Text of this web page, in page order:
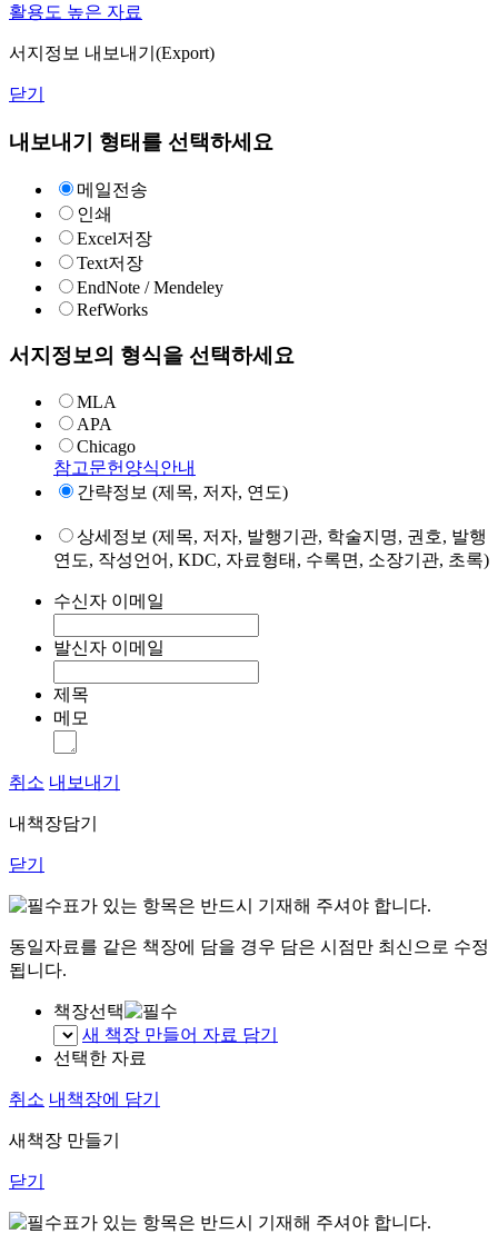
활용도 높은 자료
서지정보 내보내기(Export)
닫기
내보내기 형태를 선택하세요
메일전송
인쇄
Excel저장
Text저장
EndNote / Mendeley
RefWorks
서지정보의 형식을 선택하세요
MLA
APA
Chicago
참고문헌양식안내
간략정보 (제목, 저자, 연도)
상세정보 (제목, 저자, 발행기관, 학술지명, 권호, 발행
연도, 작성언어, KDC, 자료형태, 수록면, 소장기관, 초록)
수신자 이메일
발신자 이메일
제목
메모
취소 내보내기
내책장담기
닫기
표가 있는 항목은 반드시 기재해 주셔야 합니다.
동일자료를 같은 책장에 담을 경우 담은 시점만 최신으로 수정
됩니다.
책장선택
새 책장 만들어 자료 담기
선택한 자료
취소 내책장에 담기
새책장 만들기
닫기
표가 있는 항목은 반드시 기재해 주셔야 합니다.